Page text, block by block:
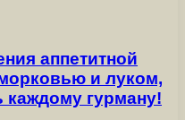
аппетитной
и луком,
каждому гурману!